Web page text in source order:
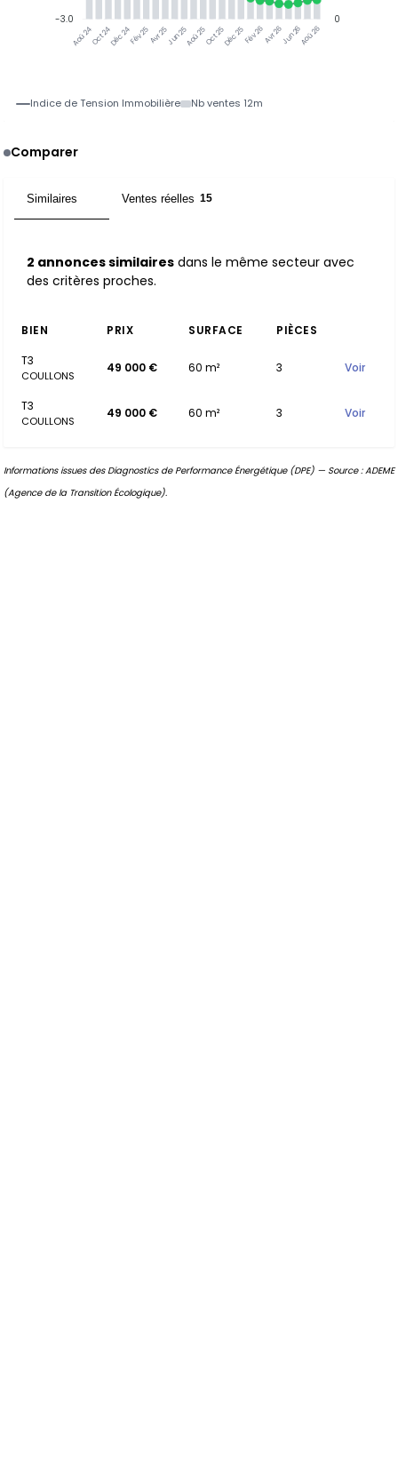
Aoû 24Oct 24Déc 24Fév 25Avr 25Jun 25Aoû 25Oct 25Déc 25Fév 26Avr 26Jun 26Aoû 26
0
-3.0
Indice de Tension Immobilière Nb ventes 12m
Comparer
Similaires Ventes réelles 15
2 annonces similaires dans le même secteur avec
des critères proches.
BIEN PRIX SURFACE
PIÈCES
T3
COULLONS
49 000 € 60 m² 3 Voir
T3
COULLONS
49 000 € 60 m² 3 Voir
Informations issues des Diagnostics de Performance Énergétique (DPE) — Source : ADEME
(Agence de la Transition Écologique).